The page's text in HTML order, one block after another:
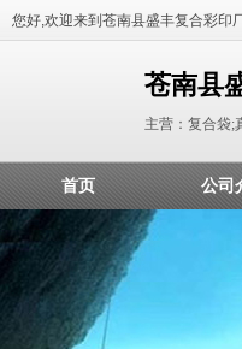
您好,欢迎来到苍南县盛丰复合彩印
苍南县
主营：复合袋;
首页 公司